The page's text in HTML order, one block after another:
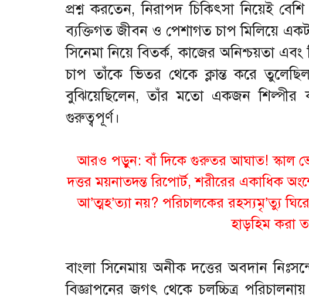
প্রশ্ন করতেন, নিরাপদ চিকিৎসা নিয়েই
ব্যক্তিগত জীবন ও পেশাগত চাপ মিলিয়ে
সিনেমা নিয়ে বিতর্ক, কাজের অনিশ্চয়তা এবং
চাপ তাঁকে ভিতর থেকে ক্লান্ত করে
বুঝিয়েছিলেন, তাঁর মতো একজন শিল্পীর
গুরুত্বপূর্ণ।
আরও পড়ুন:বাঁ দিকে গুরুতর আঘাত! স্কাল
দত্তর ময়নাতদন্ত রিপোর্ট, শরীরের একাধিক
আ’ত্মহ’ত্যা নয়? পরিচালকের রহস্যমৃ’ত্যু
হাড়হিম করা
বাংলা সিনেমায় অনীক দত্তের অবদান
বিজ্ঞাপনের জগৎ থেকে চলচ্চিত্র